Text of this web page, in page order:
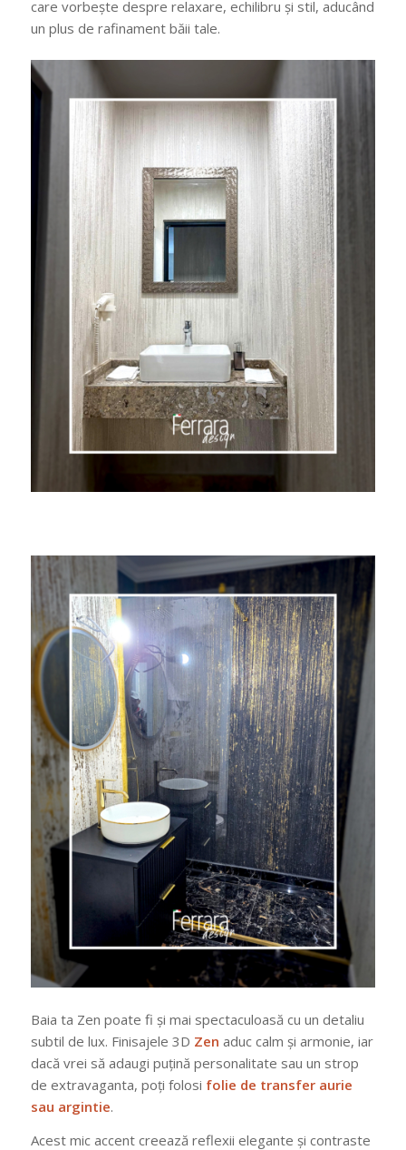
care vorbește despre relaxare, echilibru și stil, aducând
un plus de rafinament băii tale.
Baia ta Zen poate fi și mai spectaculoasă cu un detaliu
subtil de lux. Finisajele 3D Zen aduc calm și armonie, iar
dacă vrei să adaugi puțină personalitate sau un strop
de extravaganta, poți folosi folie de transfer aurie
sau argintie.
Acest mic accent creează reflexii elegante și contraste